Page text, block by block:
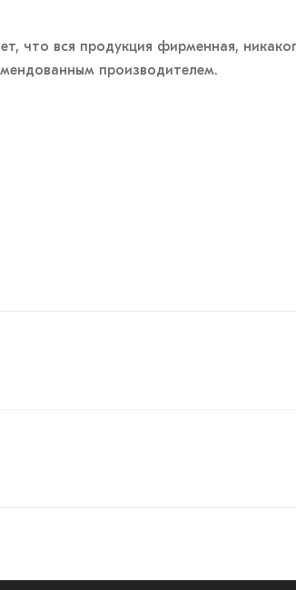
что вся продукция фирменная,
производителем.